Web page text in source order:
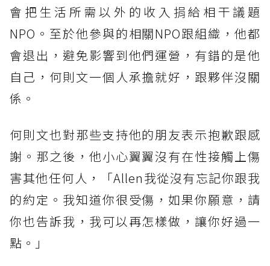
會把生活所需以外的收入捐給相干議題
NPO。至於他參與的相關NPO跟組織，他都
會退出，避免影響到他們運營，有錯的是他
自己，何則文一個人承擔就好，跟夥伴沒關
係。
何則文也對那些支持他的朋友表示抱歉跟感
謝。那之後，他小心翼翼沒有在性接觸上傷
害其他任何人，「Allen我從沒有忘記你跟我
的約定。我知道你很受傷，如果你願意，請
你也告訴我，我可以再怎樣做，讓你好過一
點。」